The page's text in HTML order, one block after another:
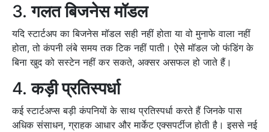
3.गलत बिजनेस मॉडल
यदि स्टार्टअप का बिजनेस मॉडल सही नहीं होता या वो मुनाफे वाला नहीं
होता, तो कंपनी लंबे समय तक टिक नहीं पाती। ऐसे मॉडल जो फंडिंग के
बिना खुद को सस्टेन नहीं कर सकते, अक्सर असफल हो जाते हैं।
4.कड़ी प्रतिस्पर्धा
कई स्टार्टअप्स बड़ी कंपनियों के साथ प्रतिस्पर्धा करते हैं जिनके पास
अधिक संसाधन, ग्राहक आधार और मार्केट एक्सपर्टीज होती है। इससे नई